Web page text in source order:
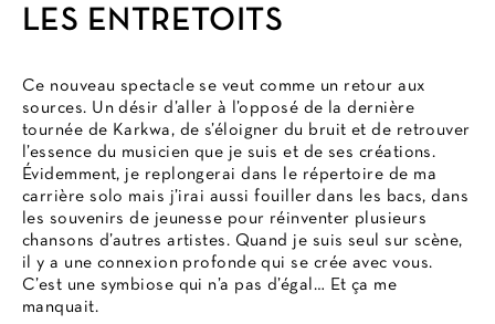
LES ENTRETOITS
Ce nouveau spectacle se veut comme un retour aux
sources. Un désir d’aller à l’opposé de la dernière
tournée de Karkwa, de s’éloigner du bruit et de retrouver
l’essence du musicien que je suis et de ses créations.
Évidemment, je replongerai dans le répertoire de ma
carrière solo mais j’irai aussi fouiller dans les bacs, dans
les souvenirs de jeunesse pour réinventer plusieurs
chansons d’autres artistes. Quand je suis seul sur scène,
il y a une connexion profonde qui se crée avec vous.
C’est une symbiose qui n’a pas d’égal… Et ça me
manquait.